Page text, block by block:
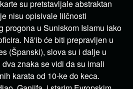
su pretstavljale abstraktan
nisu opisivale lilčnosti
progona u Suniskom Islamu iako
Nā'ib će biti prepravljen u
(Španski), slova su i dalje u
znaka se vidi da su imali
karata od 10-ke do keca.